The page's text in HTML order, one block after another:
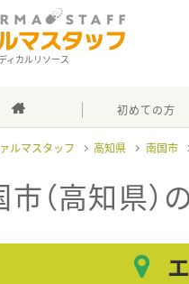
ィカルリソース
初めての方
ルマスタッフ 高知県 南国市
市（高知県）